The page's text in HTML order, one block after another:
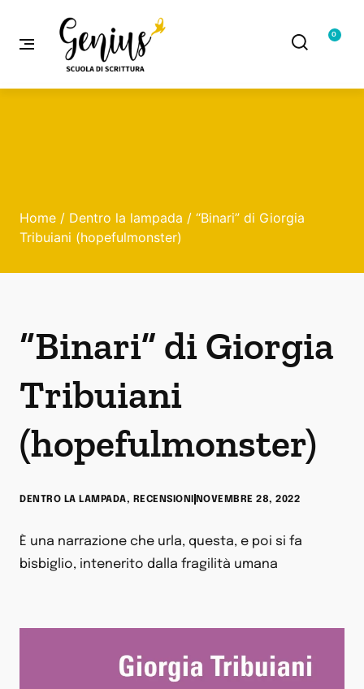
0
Home / Dentro la lampada / “Binari” di Giorgia
Tribuiani (hopefulmonster)
“Binari” di Giorgia
Tribuiani
(hopefulmonster)
DENTRO LA LAMPADA, RECENSIONI NOVEMBRE 28, 2022
È una narrazione che urla, questa, e poi si fa
bisbiglio, intenerito dalla fragilità umana